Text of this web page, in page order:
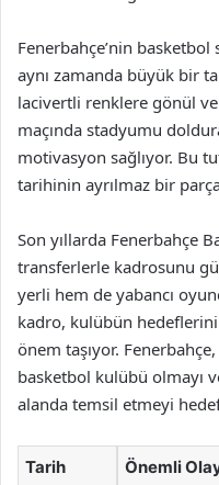
Fenerbahçe’nin basketbol
aynı zamanda büyük bir
lacivertli renklere gönül
maçında stadyumu
motivasyon sağlıyor. Bu
tarihinin ayrılmaz bir
Son yıllarda Fenerbahçe
transferlerle kadrosunu
yerli hem de yabancı
kadro, kulübün hedeflerini
önem taşıyor.
basketbol kulübü olmayı
alanda temsil etmeyi
Tarih Önemli